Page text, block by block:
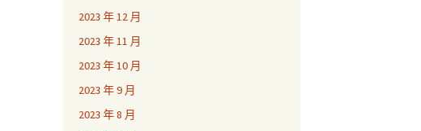
2023 年 12 月
2023 年 11 月
2023 年 10 月
2023 年 9 月
2023 年 8 月